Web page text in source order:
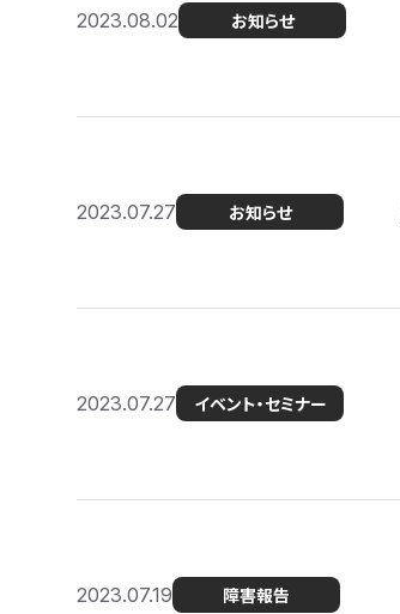
2023.08.02 お知らせ
2023.07.27 お知らせ
2023.07.27 イベント・セミナー
2023.07.19 障害報告